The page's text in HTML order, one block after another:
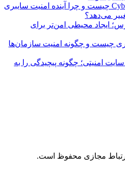
قانون Cyber Resilience Act چیست و چرا آینده امنیت سایبری
می‌دهد؟
ایجاد محیطی امن‌تر برای
چیست و چگونه امنیت سازمان‌ها
امنیتی؛ چگونه پیچیدگی را به
مجازی محفوظ است.